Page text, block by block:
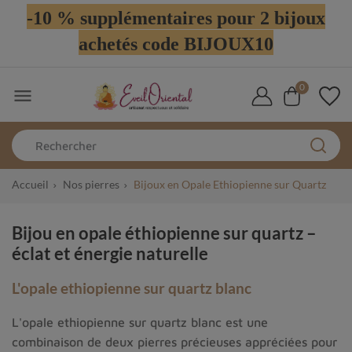
-10 % supplémentaires pour 2 bijoux
achetés code BIJOUX10
 0
Accueil Nos pierres Bijoux en Opale Ethiopienne sur Quartz
Bijou en opale éthiopienne sur quartz –
éclat et énergie naturelle
L'opale ethiopienne sur quartz blanc
L'opale ethiopienne sur quartz blanc est une
combinaison de deux pierres précieuses appréciées pour